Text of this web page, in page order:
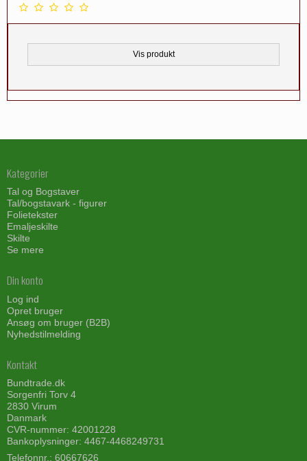
Vis produkt
Kategorier
Tal og Bogstaver
Tal/bogstavark - figurer
Folietekster
Emaljeskilte
Skilte
Se mere
Din konto
Log ind
Opret bruger
Ansøg om bruger (B2B)
Nyhedstilmelding
Kontakt
Bundtrade.dk
Sorgenfri Torv 4
2830 Virum
Danmark
CVR-nummer: 42001228
Bankoplysninger: 4467-4468249731
Telefonnr.: 60667626